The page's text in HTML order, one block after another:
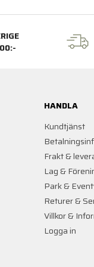
HANDLA
Kundtjänst
Frakt &
Lag &
Park &
Returer &
Villkor &
Logga in